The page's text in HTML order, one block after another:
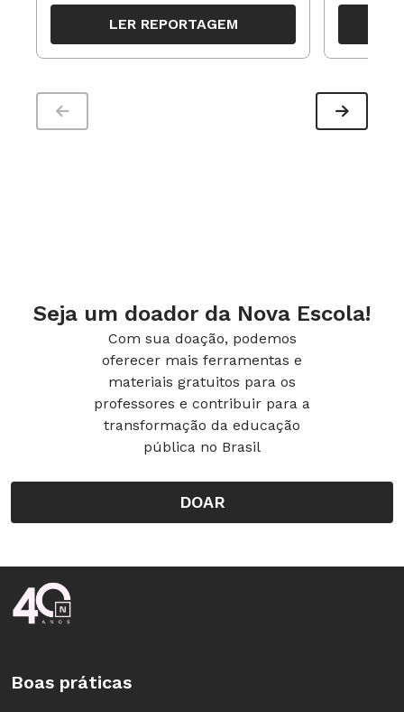
organizar ações para orientar o
trabalho pedagógico ao longo do
período
LER REPORTAGEM
propostas
Seja um doador da Nova Escola!
Com sua doação, podemos
oferecer mais ferramentas e
materiais gratuitos para os
professores e contribuir para a
transformação da educação
pública no Brasil
DOAR
Rodapé da Nova Escola
Boas práticas